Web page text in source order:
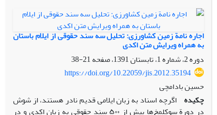
می­گیرد. در مواردی افراد ثروتمند برای بالا بردن ارزش کار
بردگان خود اقدام به آموزش ایشان می­کردند و افراد عادی هم
می‌توانستند برای تأمین آینده­ای بهتر به آموزش حرفه­ای فرزندان
خود اقدام کنند. این قراردادها نقش کار شهروندان عادی و
تخصص حرفه­ای در اقتصاد بابل عصر هخامنشی را نشان می­دهند
که بر مبنای نظام طبقاتی نبوده است.
اجاره نامة زمین کشاورزی: تحلیل سه سند حقوقی از ایلام باستان
به همراه ویرایش متن اکدی
دوره 2، شماره 1، تابستان 1391، صفحه
21-38
https://doi.org/10.22059/jis.2012.35194
حسین بادامچی
چکیده اگرچه اسناد به زبان ایلامی قدیم نادر هستند، از شوش
در دورة سوکل­مخ‌ها بیش از ۵۰۰ سند حقوقی به زبان اکدی و در